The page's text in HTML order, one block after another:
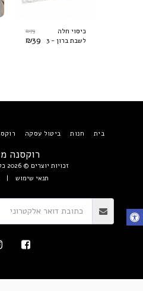
כיסוי חלה
לשבת ברון - 3
₪79
₪39
רוקסנה
זכויות יוצרים © 2026 כל הזכויות שמורות
תנאי שימוש |
בית חנות ביטול עסקה